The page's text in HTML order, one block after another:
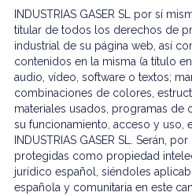
INDUSTRIAS GASER SL por sí
titular de todos los derechos de
industrial de su página web, así
contenidos en la misma (a título
audio, vídeo, software o textos;
combinaciones de colores,
materiales usados, programas de
su funcionamiento, acceso y uso,
INDUSTRIAS GASER SL. Serán,
protegidas como propiedad
jurídico español, siéndoles
española y comunitaria en este